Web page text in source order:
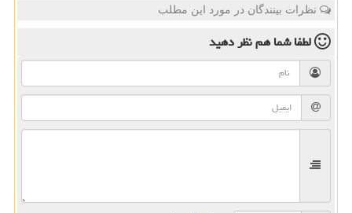
نظرات بینندگان در مورد این مطلب
لطفا شما همنظر دهید